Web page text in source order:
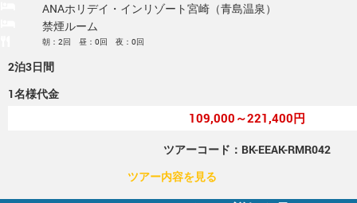
ANAホリデイ・インリゾート宮崎（青島温泉）
禁煙ルーム
朝：2回 昼：0回 夜：0回
2泊3日間
1名様代金
109,000～221,400円
ツアーコード：BK-EEAK-RMR042
ツアー内容を見る